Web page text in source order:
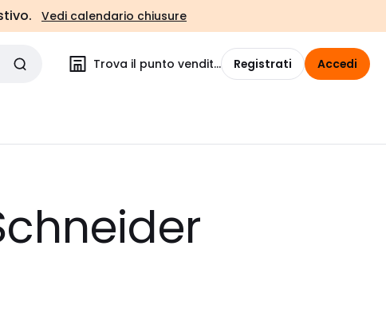
Vedi calendario chiusure
Trova il punto vendita Registrati Accedi